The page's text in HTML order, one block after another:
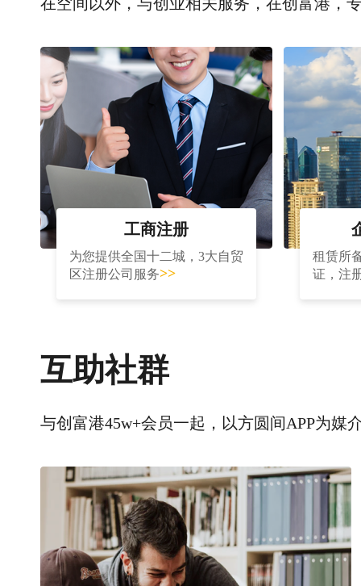
工商注册
为您提供全国十二城，3大自贸
区注册公司服务>>
租赁所
证，注
互助社群
与创富港45w+会员一起，以方圆间APP为媒